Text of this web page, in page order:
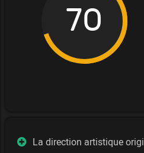
70
La direction artistique